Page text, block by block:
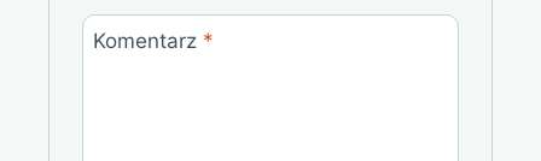
Komentarz *